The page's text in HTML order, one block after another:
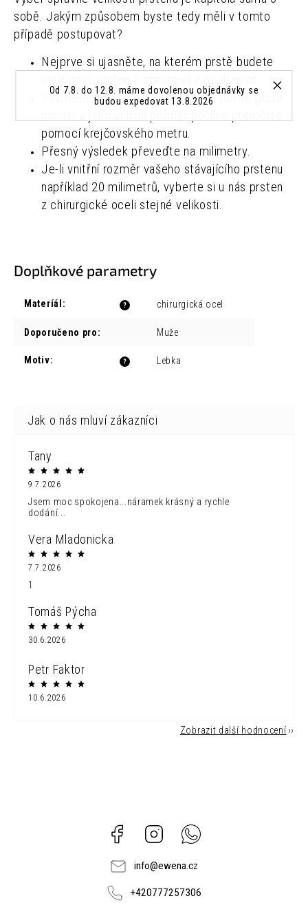
Od 7.8. do 12.8. máme dovolenou objednávky se
budou expedovat 13.8.2026
sobě. Jakým způsobem byste tedy měli v tomto
případě postupovat?
Nejprve si ujasněte, na kterém prstě budete
Vezměte si starý prsten, který na tomto prstu
pomocí krejčovského metru.
Přesný výsledek převeďte na milimetry.
Je-li vnitřní rozměr vašeho stávajícího prstenu
například 20 milimetrů, vyberte si u nás prsten
z chirurgické oceli stejné velikosti.
Doplňkové parametry
?
Materíál : chirurgická ocel
Doporučeno pro: Muže
?
Motiv: Lebka
Tany
9.7.2026
Jsem moc spokojena...náramek krásný a rychle
dodání...
Vera Mladonicka
7.7.2026
1
Tomáš Pýcha
30.6.2026
Petr Faktor
10.6.2026
Zobrazit další hodnocení
Facebook Instagram
info@ewena.cz
+420777257306